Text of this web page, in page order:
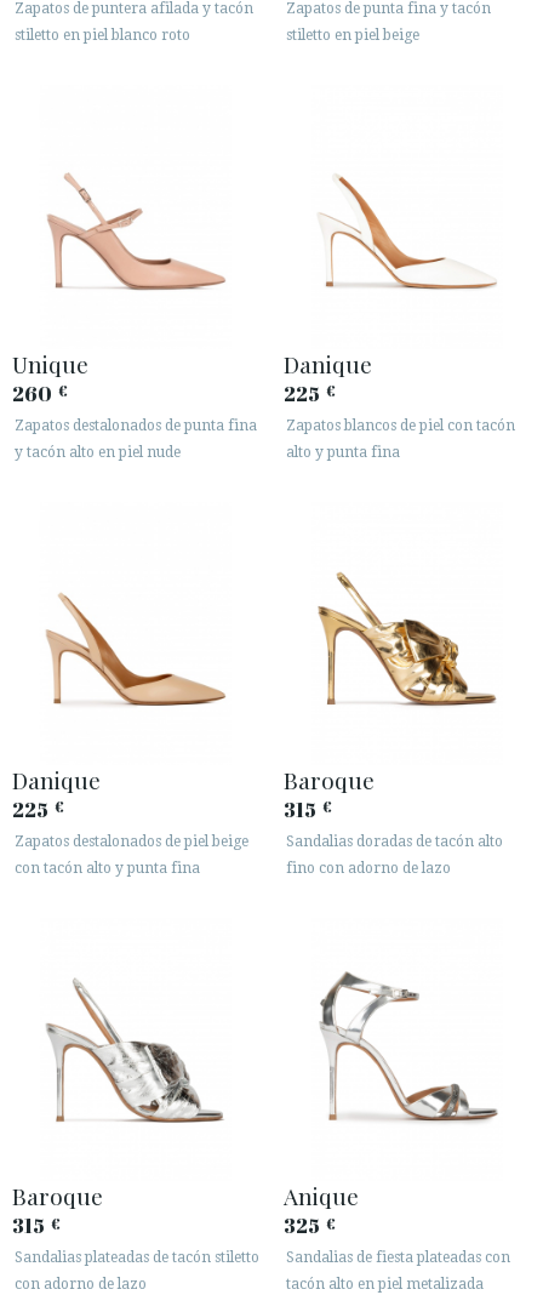
Zapatos de puntera afilada y tacón
stiletto en piel blanco roto
Zapatos de punta fina y tacón
stiletto en piel beige
Unique
260 €
Zapatos destalonados de punta fina
y tacón alto en piel nude
Danique
225 €
Zapatos blancos de piel con tacón
alto y punta fina
Danique
225 €
Zapatos destalonados de piel beige
con tacón alto y punta fina
Baroque
315 €
Sandalias doradas de tacón alto
fino con adorno de lazo
Baroque
315 €
Sandalias plateadas de tacón stiletto
con adorno de lazo
Anique
325 €
Sandalias de fiesta plateadas con
tacón alto en piel metalizada